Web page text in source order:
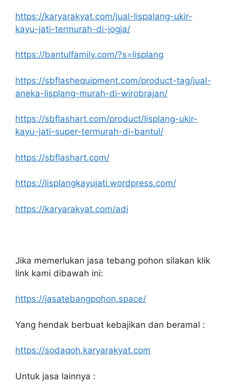
https://karyarakyat.com/jual-lispalang-ukir-
kayu-jati-termurah-di-jogja/
https://bantulfamily.com/?s=lisplang
https://sbflashequipment.com/product-tag/jual-
aneka-lisplang-murah-di-wirobrajan/
https://sbflashart.com/product/lisplang-ukir-
kayu-jati-super-termurah-di-bantul/
https://sbflashart.com/
https://lisplangkayujati.wordpress.com/
https://karyarakyat.com/adi
Jika memerlukan jasa tebang pohon silakan klik
link kami dibawah ini:
https://jasatebangpohon.space/
Yang hendak berbuat kebajikan dan beramal :
https://sodaqoh.karyarakyat.com
Untuk jasa lainnya :